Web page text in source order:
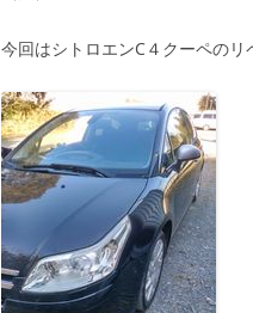
今回はシトロエンC４クーペのリ